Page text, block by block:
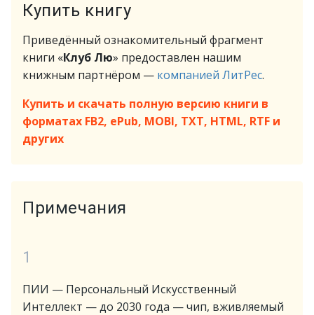
Купить книгу
Приведённый ознакомительный фрагмент
книги «Клуб Лю» предоставлен нашим
книжным партнёром — компанией ЛитРес.
Купить и скачать полную версию книги в
форматах FB2, ePub, MOBI, TXT, HTML, RTF и
других
Примечания
1
ПИИ — Персональный Искусственный
Интеллект — до 2030 года — чип, вживляемый